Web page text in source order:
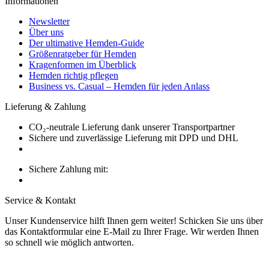
Newsletter
Über uns
Der ultimative Hemden-Guide
Größenratgeber für Hemden
Kragenformen im Überblick
Hemden richtig pflegen
Business vs. Casual – Hemden für jeden Anlass
Lieferung & Zahlung
CO₂-neutrale Lieferung dank unserer Transportpartner
Sichere und zuverlässige Lieferung mit DPD und DHL
Sichere Zahlung mit:
Service & Kontakt
Unser Kundenservice hilft Ihnen gern weiter! Schicken Sie uns über
das Kontaktformular eine E-Mail zu Ihrer Frage. Wir werden Ihnen
so schnell wie möglich antworten.